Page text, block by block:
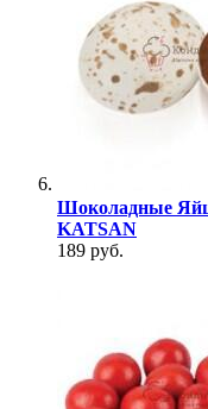
Шоколадные
KATSAN
189 руб.